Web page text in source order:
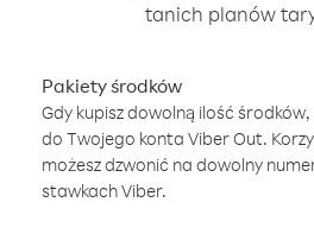
tanich planów
Pakiety środków
Gdy kupisz dowolną ilość
do Twojego konta Viber Out.
możesz dzwonić na dowolny
stawkach Viber.